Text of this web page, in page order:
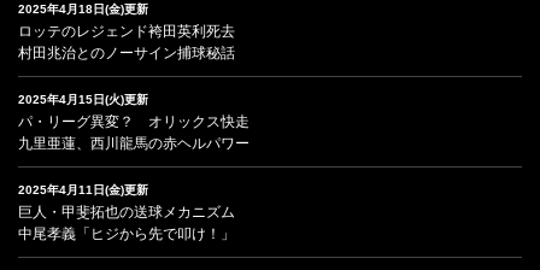
2025年4月18日(金)更新
ロッテのレジェンド袴田英利死去
村田兆治とのノーサイン捕球秘話
2025年4月15日(火)更新
パ・リーグ異変？ オリックス快走
九里亜蓮、西川龍馬の赤ヘルパワー
2025年4月11日(金)更新
巨人・甲斐拓也の送球メカニズム
中尾孝義「ヒジから先で叩け！」